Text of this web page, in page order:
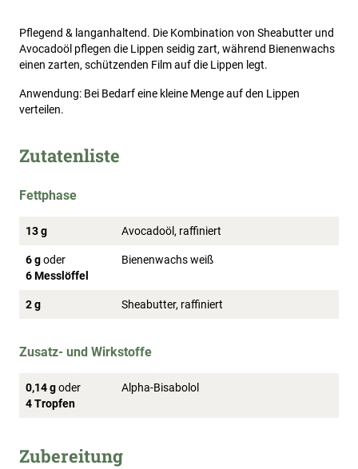
Pflegend & langanhaltend. Die Kombination von Sheabutter und
Avocadoöl pflegen die Lippen seidig zart, während Bienenwachs
einen zarten, schützenden Film auf die Lippen legt.
Anwendung: Bei Bedarf eine kleine Menge auf den Lippen
verteilen.
Zutatenliste
Fettphase
13 g Avocadoöl, raffiniert
6 goder
6 Messlöffel
Bienenwachs weiß
2 g Sheabutter, raffiniert
Zusatz- und Wirkstoffe
0,14 goder
4 Tropfen
Alpha-Bisabolol
Zubereitung